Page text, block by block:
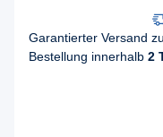
Garantierter Versand
Bestellung innerhalb 2